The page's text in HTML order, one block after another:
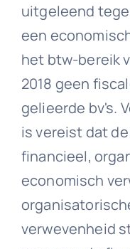
uitgeleend
een
het btw-bereik
2018 geen
gelieerde bv's.
is vereist dat
financieel,
economisch
verwevenheid